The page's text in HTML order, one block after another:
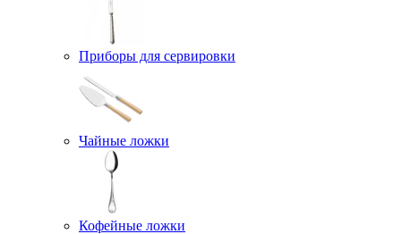
Приборы для сервировки
Чайные ложки
Кофейные ложки